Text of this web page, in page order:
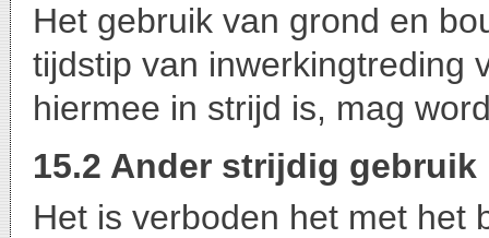
Het gebruik van grond en
tijdstip van inwerkingtreding
hiermee in strijd is, mag
15.2 Ander strijdig gebruik
Het is verboden het met het